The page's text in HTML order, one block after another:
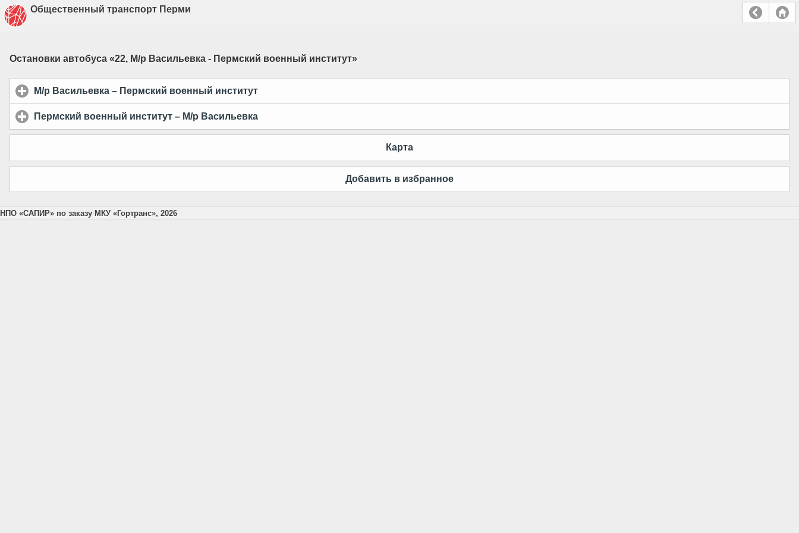
Общественный транспорт Перми
Остановки автобуса «22, М/р Васильевка - Пермский военный институт»
М/р Васильевка – Пермский военный институт
Пермский военный институт – М/р Васильевка
Карта
Добавить в избранное
НПО «САПИР» по заказу МКУ «Гортранс», 2026